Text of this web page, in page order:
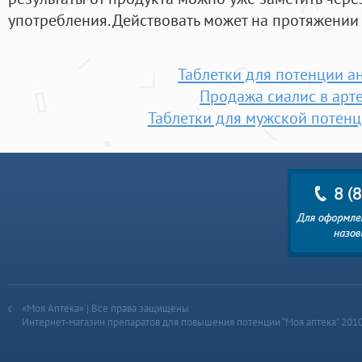
употребления. Действовать может на
Таблетки для потенции
Продажа сиалис в
Таблетки для мужской
«Моя Аптека» | Все права защищены
Интернет-магазин препаратов для повышения потенции “Моя аптека”